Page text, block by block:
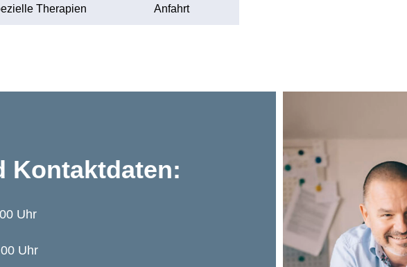
Therapien Anfahrt
Kontaktdaten:
Uhr
Uhr